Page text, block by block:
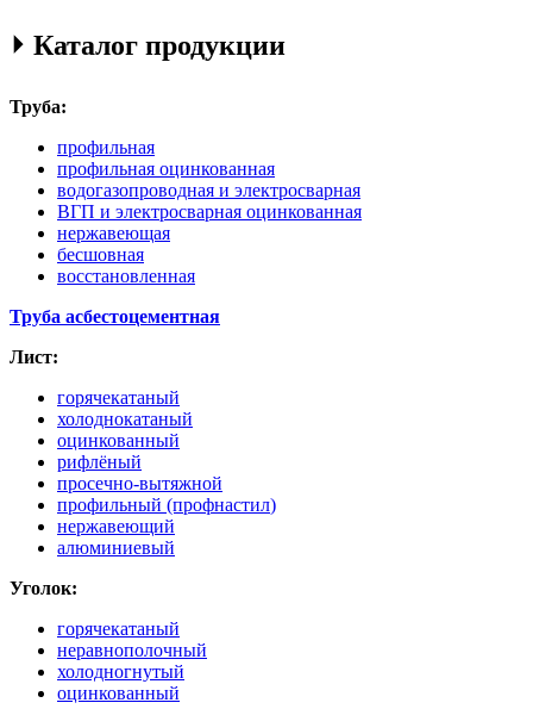
⏵ Каталог продукции
Труба:
профильная
профильная оцинкованная
водогазопроводная и электросварная
ВГП и электросварная оцинкованная
нержавеющая
бесшовная
восстановленная
Труба асбестоцементная
Лист:
горячекатаный
холоднокатаный
оцинкованный
рифлёный
просечно-вытяжной
профильный (профнастил)
нержавеющий
алюминиевый
Уголок:
горячекатаный
неравнополочный
холодногнутый
оцинкованный